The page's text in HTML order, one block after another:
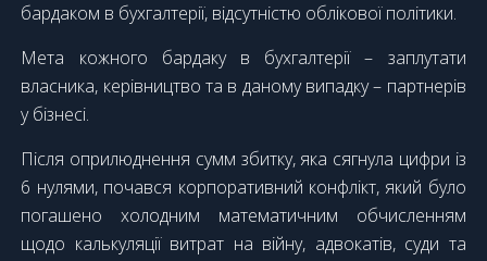
бардаком в бухгалтерії, відсутністю облікової політики.
Мета кожного бардаку в бухгалтерії – заплутати
власника, керівництво та в даному випадку – партнерів
у бізнесі.
Після оприлюднення сумм збитку, яка сягнула цифри із
6 нулями, почався корпоративний конфлікт, який було
погашено холодним математичним обчисленням
щодо калькуляції витрат на війну, адвокатів, суди та